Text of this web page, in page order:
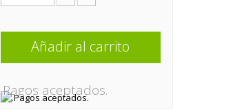
Añadir al carrito
.Pagos aceptados.